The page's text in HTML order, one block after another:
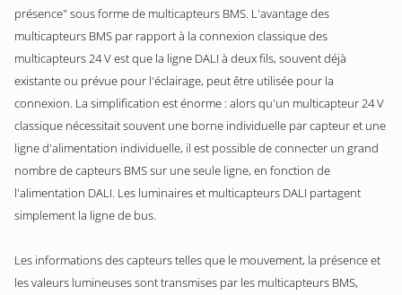
présence" sous forme de multicapteurs BMS. L'avantage des
multicapteurs BMS par rapport à la connexion classique des
multicapteurs 24 V est que la ligne DALI à deux fils, souvent déjà
existante ou prévue pour l'éclairage, peut être utilisée pour la
connexion. La simplification est énorme : alors qu'un multicapteur 24 V
classique nécessitait souvent une borne individuelle par capteur et une
ligne d'alimentation individuelle, il est possible de connecter un grand
nombre de capteurs BMS sur une seule ligne, en fonction de
l'alimentation DALI. Les luminaires et multicapteurs DALI partagent
simplement la ligne de bus.
Les informations des capteurs telles que le mouvement, la présence et
les valeurs lumineuses sont transmises par les multicapteurs BMS,